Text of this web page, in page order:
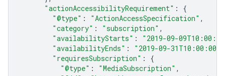
"actionAccessibilityRequirement" :
{
"@type" : "ActionAccessSpecification" ,
"category" : "subscription" ,
"availabilityStarts" :
"2019-09-
"availabilityEnds" :
"2019-09-31T10:00:00Z"
"requiresSubscription" :
{
"@type" : "MediaSubscription" ,